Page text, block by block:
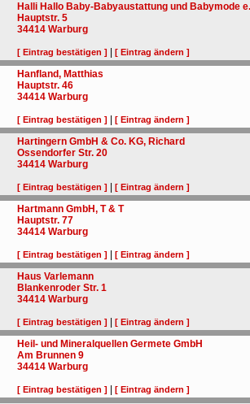
Halli Hallo Baby-Babyaustattung und Babymode
Hauptstr. 5
34414 Warburg
[ Eintrag bestätigen ] |[ Eintrag ändern ]
Hanfland, Matthias
Hauptstr. 46
34414 Warburg
[ Eintrag bestätigen ] |[ Eintrag ändern ]
Hartingern GmbH & Co. KG, Richard
Ossendorfer Str. 20
34414 Warburg
[ Eintrag bestätigen ] |[ Eintrag ändern ]
Hartmann GmbH, T & T
Hauptstr. 77
34414 Warburg
[ Eintrag bestätigen ] |[ Eintrag ändern ]
Haus Varlemann
Blankenroder Str. 1
34414 Warburg
[ Eintrag bestätigen ] |[ Eintrag ändern ]
Heil- und Mineralquellen Germete GmbH
Am Brunnen 9
34414 Warburg
[ Eintrag bestätigen ] |[ Eintrag ändern ]